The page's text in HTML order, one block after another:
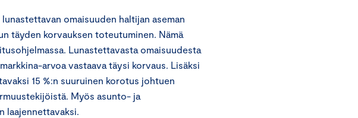
omaisuuden haltijan aseman
täyden korvauksen toteutuminen. Nämä
Lunastettavasta omaisuudesta
arvoa vastaava täysi korvaus. Lisäksi
15 %:n suuruinen korotus johtuen
Myös asunto- ja
laajennettavaksi.